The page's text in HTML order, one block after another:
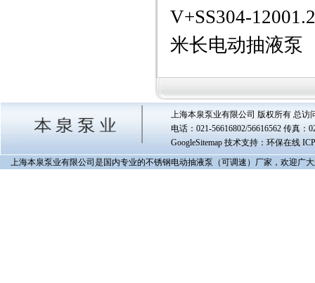
V+SS304-12001.2
米长电动抽液泵
上海本泉泵业有限公司 版权所有 总访
电话：021-56616802/56616562 传真：
GoogleSitemap技术支持：环保在线
上海本泉泵业有限公司是国内专业的不锈钢电动抽液泵（可调速）厂家，欢迎广